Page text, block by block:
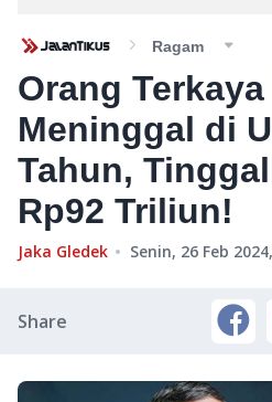
Ragam
Orang
Meninggal di
Tahun,
Rp92 Triliun!
Jaka Gledek Senin, 26 Feb
Share